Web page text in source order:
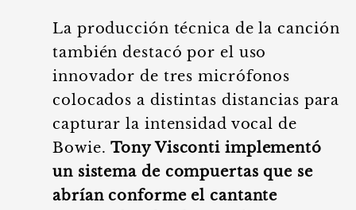
La producción técnica de la canción
también destacó por el uso
innovador de tres micrófonos
colocados a distintas distancias para
capturar la intensidad vocal de
Bowie.Tony Visconti implementó
un sistema de compuertas que se
abrían conforme el cantante